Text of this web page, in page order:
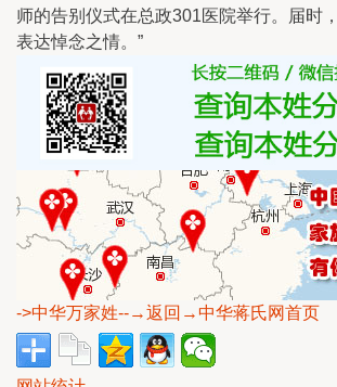
师的告别仪式在总政301医院举行。届时
表达悼念之情。”
->中华万家姓--→返回→中华蒋氏网首页